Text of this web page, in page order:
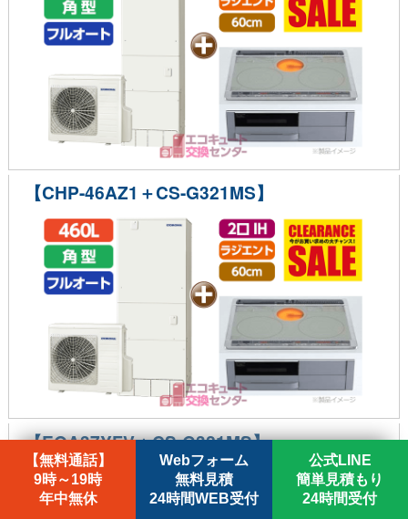
【CHP-46AZ1＋CS-G321MS】
【EQA37YFV＋CS-G321MS】
【無料通話】
9時～19時
年中無休
Webフォーム
無料見積
24時間WEB受付
公式LINE
簡単見積もり
24時間受付